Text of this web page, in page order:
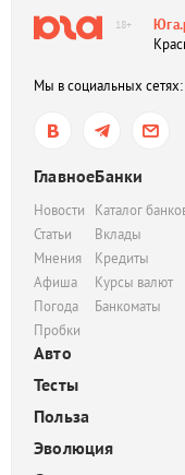
18+
Мы в социальных сетях:
Главное
Новости
Статьи
Мнения
Афиша
Погода
Пробки
Банки
Каталог
Вклады
Кредиты
Курсы валют
Банкоматы
Авто
Тесты
Польза
Эволюция